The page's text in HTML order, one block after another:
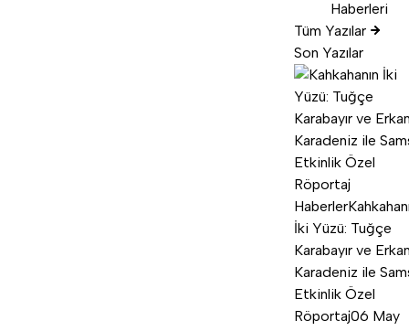
Haberleri
Tüm Yazılar
Son Yazılar
Haberler
İki Yüzü: Tuğçe
Karabayır ve
Karadeniz ile
Etkinlik Özel
Röportaj06 May